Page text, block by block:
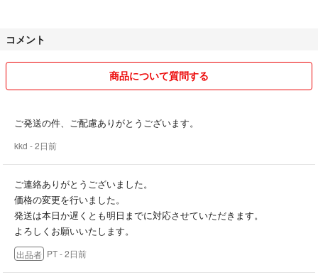
コメント
商品について質問する
ご発送の件、ご配慮ありがとうございます。
kkd - 2日前
ご連絡ありがとうございました。
価格の変更を行いました。
発送は本日か遅くとも明日までに対応させていただきます。
よろしくお願いいたします。
出品者 PT- 2日前